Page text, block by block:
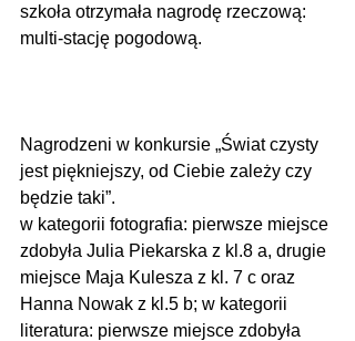
szkoła otrzymała nagrodę rzeczową:
multi-stację pogodową.
Nagrodzeni w konkursie „Świat czysty
jest piękniejszy, od Ciebie zależy czy
będzie taki”.
w kategorii fotografia: pierwsze miejsce
zdobyła Julia Piekarska z kl.8 a, drugie
miejsce Maja Kulesza z kl. 7 c oraz
Hanna Nowak z kl.5 b; w kategorii
literatura: pierwsze miejsce zdobyła